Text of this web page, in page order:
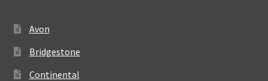
Avon
Bridgestone
Continental